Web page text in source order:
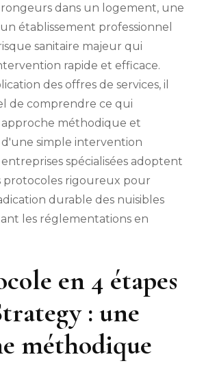
rongeurs dans un logement, une
établissement professionnel
sanitaire majeur qui
rapide et efficace.
des offres de services, il
de comprendre ce qui
méthodique et
simple intervention
spécialisées adoptent
protocoles rigoureux pour
durable des nuisibles
les réglementations en
en 4 étapes
: une
méthodique